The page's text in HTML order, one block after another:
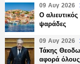
09 Αυγ 2026
Ο
ψαράδες
09 Αυγ 2026
Τάκης
αφορά όλους